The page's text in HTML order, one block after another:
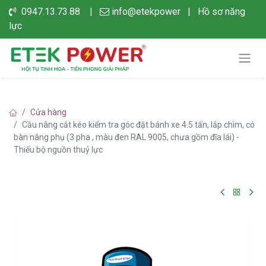
0947.13.73.88 | info@etekpower |
Hồ sơ năng
lực
Cửa hàng
Cầu nâng cắt kéo kiểm tra góc đặt bánh xe 4.5 tấn, lắp chìm, có
bàn nâng phụ (3 pha , màu đen RAL 9005, chưa gồm đĩa lái) -
Thiếu bộ nguồn thuỷ lực